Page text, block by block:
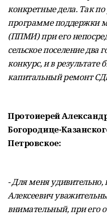
конкретные дела. Так
программе поддержки
(ППМИ) при его
сельское поселение два
конкурс, и в результате
капитальный ремонт
Протоиерей
Богородице-
Петровское:
- Для меня
Алексеевич
внимательный, при его